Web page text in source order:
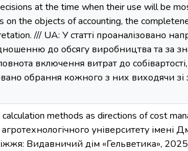
at the time when their use will be
on the objects of accounting, the
/// UA: У статті проаналізовано
до обсягу виробництва та за
включення витрат до
обрання кожного з них виходячи зі
methods as directions of cost
університету
Видавничий дім «Гельветика»,